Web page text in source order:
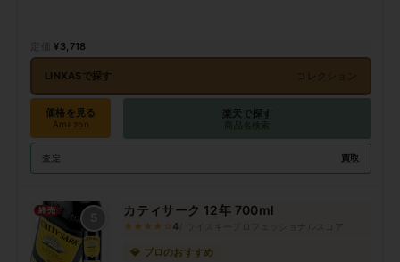
¥3,718
LINXASで探す コレクション
価格を見る
Amazon
楽天で探す
商品名検索
査定 買取
終売 カティサーク 12年 700ml
★★★★☆ 4
💎 プロのおすすめ